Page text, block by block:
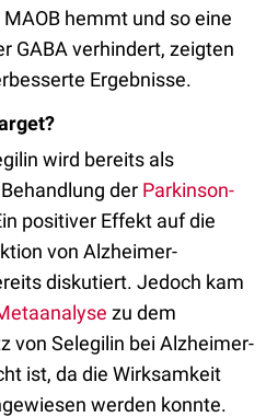
hemmt und so eine
GABA verhindert, zeigten
Ergebnisse.
wird bereits als
der Parkinson-
positiver Effekt auf die
von Alzheimer-
diskutiert. Jedoch kam
zu dem
von Selegilin bei Alzheimer-
ist, da die Wirksamkeit
werden konnte.